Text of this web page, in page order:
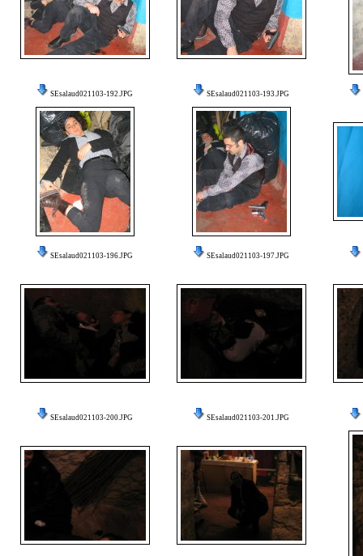
SEsalaud021103-192.JPG SEsalaud021103-193.JPG
SEsalaud021103-196.JPG SEsalaud021103-197.JPG
SEsalaud021103-200.JPG SEsalaud021103-201.JPG